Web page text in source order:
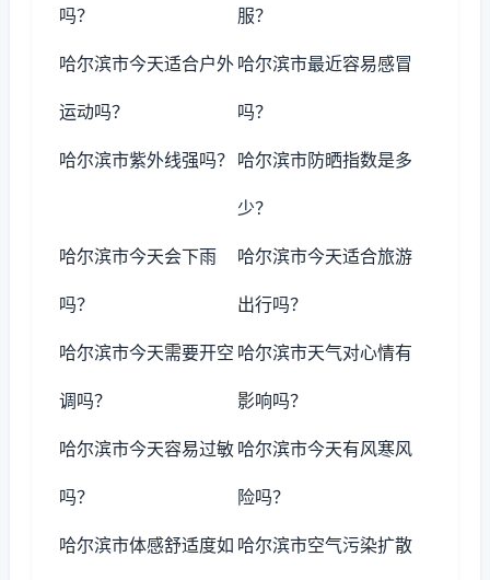
吗？ 服？
哈尔滨市今天适合户外
运动吗？
哈尔滨市最近容易感冒
吗？
哈尔滨市紫外线强吗？ 哈尔滨市防晒指数是多
少？
哈尔滨市今天会下雨
吗？
哈尔滨市今天适合旅游
出行吗？
哈尔滨市今天需要开空
调吗？
哈尔滨市天气对心情有
影响吗？
哈尔滨市今天容易过敏
吗？
哈尔滨市今天有风寒风
险吗？
哈尔滨市体感舒适度如 哈尔滨市空气污染扩散